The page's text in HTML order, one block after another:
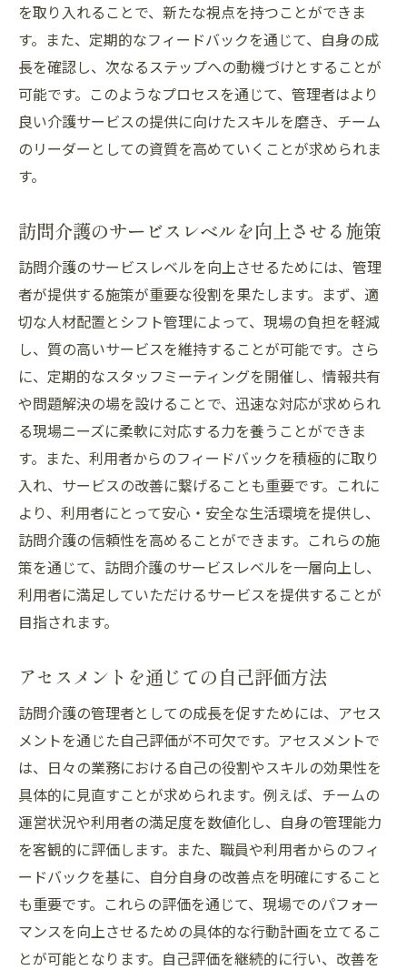
を取り入れることで、新たな視点を持つことができま
す。また、定期的なフィードバックを通じて、自身の成
長を確認し、次なるステップへの動機づけとすることが
可能です。このようなプロセスを通じて、管理者はより
良い介護サービスの提供に向けたスキルを磨き、チーム
のリーダーとしての資質を高めていくことが求められま
す。
訪問介護のサービスレベルを向上させる施策
訪問介護のサービスレベルを向上させるためには、管理
者が提供する施策が重要な役割を果たします。まず、適
切な人材配置とシフト管理によって、現場の負担を軽減
し、質の高いサービスを維持することが可能です。さら
に、定期的なスタッフミーティングを開催し、情報共有
や問題解決の場を設けることで、迅速な対応が求められ
る現場ニーズに柔軟に対応する力を養うことができま
す。また、利用者からのフィードバックを積極的に取り
入れ、サービスの改善に繋げることも重要です。これに
より、利用者にとって安心・安全な生活環境を提供し、
訪問介護の信頼性を高めることができます。これらの施
策を通じて、訪問介護のサービスレベルを一層向上し、
利用者に満足していただけるサービスを提供することが
目指されます。
アセスメントを通じての自己評価方法
訪問介護の管理者としての成長を促すためには、アセス
メントを通じた自己評価が不可欠です。アセスメントで
は、日々の業務における自己の役割やスキルの効果性を
具体的に見直すことが求められます。例えば、チームの
運営状況や利用者の満足度を数値化し、自身の管理能力
を客観的に評価します。また、職員や利用者からのフィ
ードバックを基に、自分自身の改善点を明確にすること
も重要です。これらの評価を通じて、現場でのパフォー
マンスを向上させるための具体的な行動計画を立てるこ
とが可能となります。自己評価を継続的に行い、改善を